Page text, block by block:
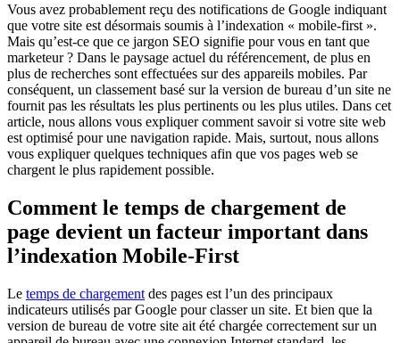
Vous avez probablement reçu des notifications de Google indiquant
que votre site est désormais soumis à l’indexation « mobile-first ».
Mais qu’est-ce que ce jargon SEO signifie pour vous en tant que
marketeur ? Dans le paysage actuel du référencement, de plus en
plus de recherches sont effectuées sur des appareils mobiles. Par
conséquent, un classement basé sur la version de bureau d’un site ne
fournit pas les résultats les plus pertinents ou les plus utiles. Dans cet
article, nous allons vous expliquer comment savoir si votre site web
est optimisé pour une navigation rapide. Mais, surtout, nous allons
vous expliquer quelques techniques afin que vos pages web se
chargent le plus rapidement possible.
Comment le temps de chargement de
page devient un facteur important dans
l’indexation Mobile-First
Le temps de chargement des pages est l’un des principaux
indicateurs utilisés par Google pour classer un site. Et bien que la
version de bureau de votre site ait été chargée correctement sur un